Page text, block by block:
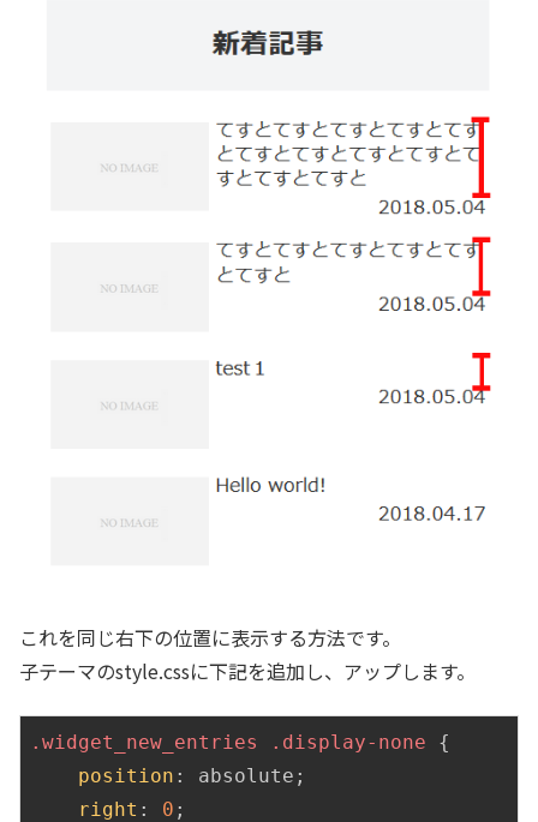
これを同じ右下の位置に表示する方法です。
子テーマのstyle.cssに下記を追加し、アップします。
.widget_new_entries .display-none {
position : absolute;
right : 0 ;